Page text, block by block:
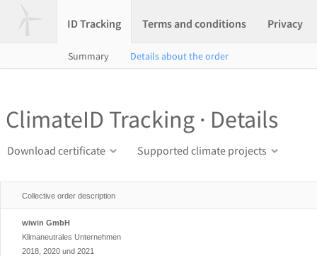
ID Tracking Terms and conditions Privacy
Summary Details about the order
ClimateID Tracking · Details
Download certificate Supported climate projects
Collective order description
wiwin GmbH
Klimaneutrales Unternehmen
2018, 2020 und 2021